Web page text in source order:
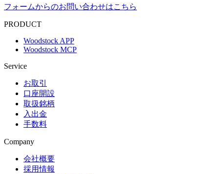
フォームからのお問い合わせはこちら
PRODUCT
Woodstock APP
Woodstock MCP
Service
お取引
口座開設
取扱銘柄
入出金
手数料
Company
会社概要
採用情報